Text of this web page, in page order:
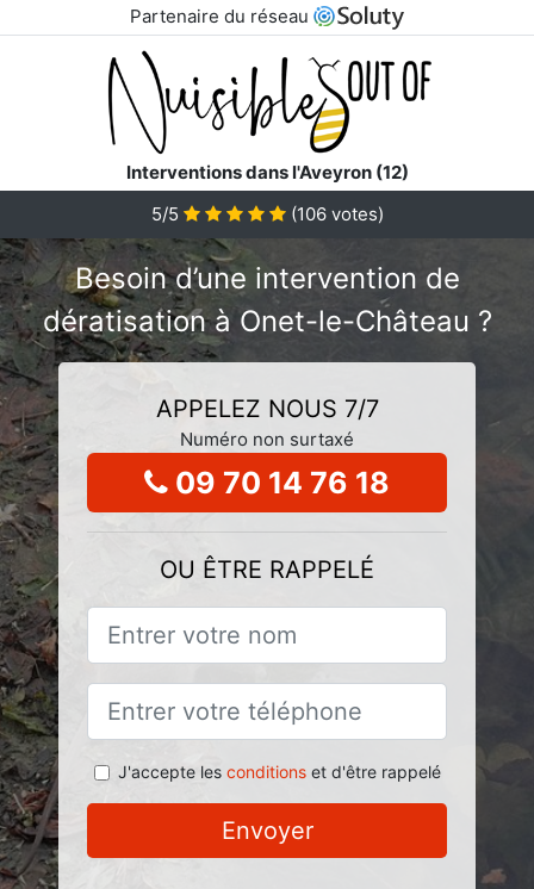
Partenaire du réseau
Interventions dans l'Aveyron (12)
5/5
(106votes)
Besoin d’une intervention de
dératisation à Onet-le-Château ?
APPELEZ NOUS 7/7
Numéro non surtaxé
09 70 14 76 18
OU ÊTRE RAPPELÉ
J'accepte les conditionset d'être rappelé
Envoyer